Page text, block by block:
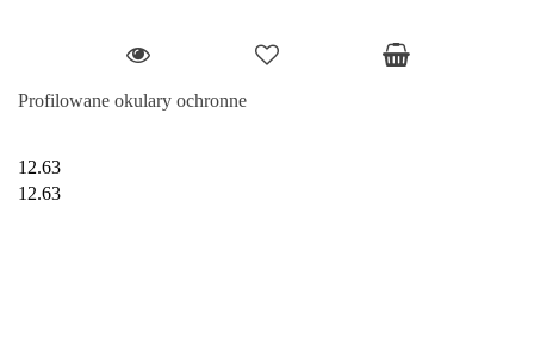
Profilowane okulary ochronne
12.63
12.63